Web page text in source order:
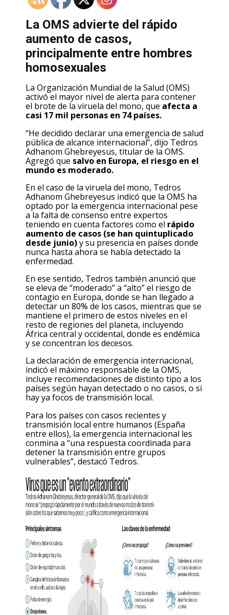
La OMS advierte del rápido
aumento de casos,
principalmente entre hombres
homosexuales
La Organización Mundial de la Salud (OMS)
activó el mayor nivel de alerta para contener
el brote de la viruela del mono, que afecta a
casi 17 mil personas en 74 países.
“He decidido declarar una emergencia de salud
pública de alcance internacional”, dijo Tedros
Adhanom Ghebreyesus, titular de la OMS.
Agregó que salvo en Europa, el riesgo en el
mundo es moderado.
En el caso de la viruela del mono, Tedros
Adhanom Ghebreyesus indicó que la OMS ha
optado por la emergencia internacional pese
a la falta de consenso entre expertos
teniendo en cuenta factores como el rápido
aumento de casos (se han quintuplicado
desde junio)y su presencia en países donde
nunca hasta ahora se había detectado la
enfermedad.
En ese sentido, Tedros también anunció que
se eleva de “moderado” a “alto” el riesgo de
contagio en Europa, donde se han llegado a
detectar un 80% de los casos, mientras que se
mantiene el primero de estos niveles en el
resto de regiones del planeta, incluyendo
África central y occidental, donde es endémica
y se concentran los decesos.
La declaración de emergencia internacional,
indicó el máximo responsable de la OMS,
incluye recomendaciones de distinto tipo a los
países según hayan detectado o no casos, o si
hay ya focos de transmisión local.
Para los países con casos recientes y
transmisión local entre humanos (España
entre ellos), la emergencia internacional les
conmina a “una respuesta coordinada para
detener la transmisión entre grupos
vulnerables”, destacó Tedros.